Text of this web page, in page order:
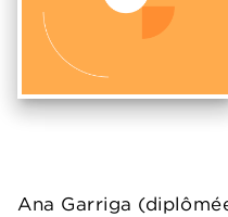
Ana Garriga